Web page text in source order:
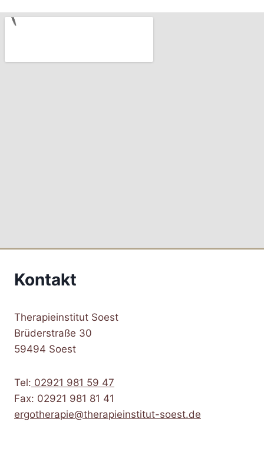
Kontakt
Therapieinstitut Soest
Brüderstraße 30
59494 Soest
Tel: 02921 981 59 47
Fax: 02921 981 81 41
ergotherapie@therapieinstitut-soest.de